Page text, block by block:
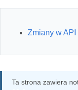
Zmiany w
Ta strona zawiera